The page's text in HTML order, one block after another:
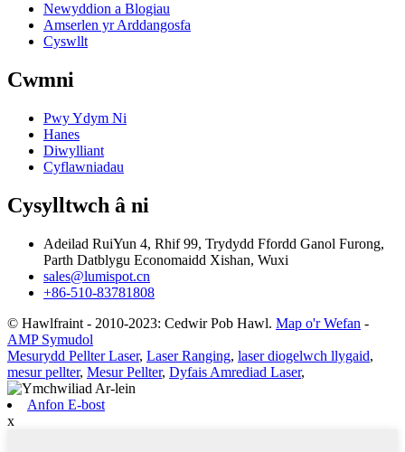
Newyddion a Blogiau
Amserlen yr Arddangosfa
Cyswllt
Cwmni
Pwy Ydym Ni
Hanes
Diwylliant
Cyflawniadau
Cysylltwch â ni
Adeilad RuiYun 4, Rhif 99, Trydydd Ffordd Ganol Furong,
Parth Datblygu Economaidd Xishan, Wuxi
sales@lumispot.cn
+86-510-83781808
© Hawlfraint - 2010-2023: Cedwir Pob Hawl. Map o'r Wefan -
AMP Symudol
Mesurydd Pellter Laser, Laser Ranging, laser diogelwch llygaid,
mesur pellter, Mesur Pellter, Dyfais Amrediad Laser,
Anfon E-bost
x